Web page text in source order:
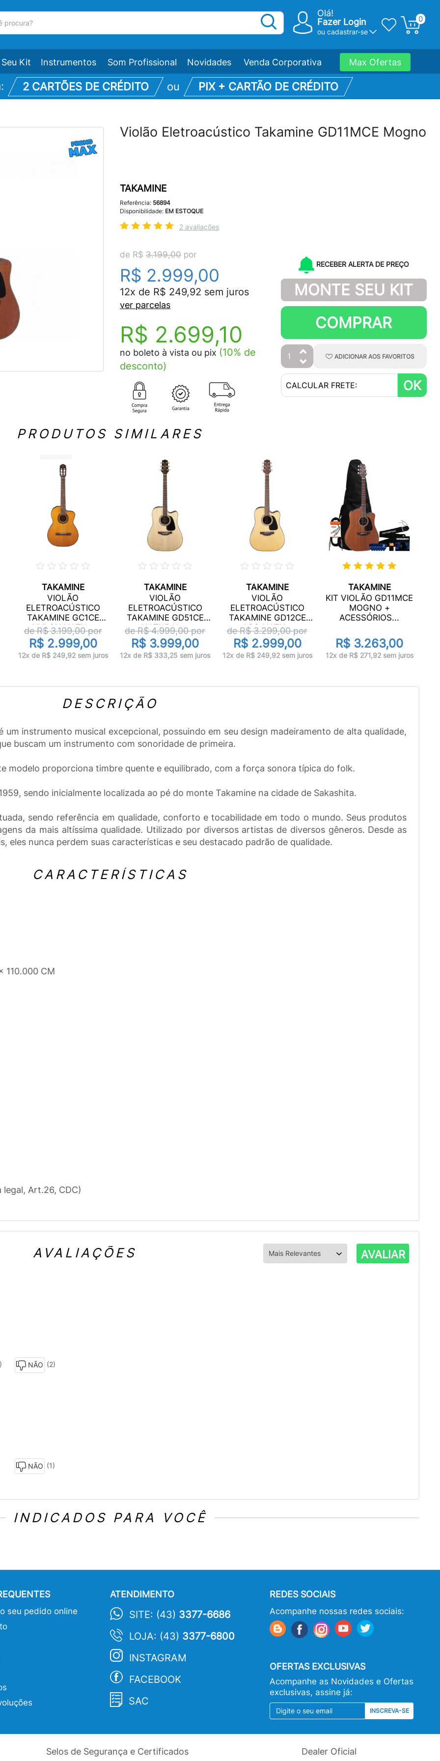
Olá!
Fazer Login
ou cadastrar-se
0
Kit Instrumentos Som Profissional Novidades Venda Corporativa Max Ofertas
2 CARTÕES DE CRÉDITO ou PIX + CARTÃO DE CRÉDITO
Violão Eletroacústico Takamine GD11MCE Mogno
TAKAMINE
Referência: 56894
Disponibilidade: EM ESTOQUE
2 avaliações
de R$ 3.199,00 por
R$ 2.999,00
12x de R$ 249,92 sem juros
ver parcelas
R$ 2.699,10
no boleto à vista ou pix (10% de
desconto)
RECEBER ALERTA DE PREÇO
MONTE SEU KIT
COMPRAR
ADICIONAR AOSFAVORITOS
OK
PRODUTOS SIMILARES
TAKAMINE
VIOLÃO
ELETROACÚSTICO
TAKAMINE GC1CE
NYLON NATU...
de R$3.199,00por
R$ 2.999,00
12x de R$ 249,92 sem juros
TAKAMINE
VIOLÃO
ELETROACÚSTICO
TAKAMINE GD51CE
NATURAL...
de R$4.999,00por
R$ 3.999,00
12x de R$ 333,25 sem juros
TAKAMINE
VIOLÃO
ELETROACÚSTICO
TAKAMINE GD12CE
AÇO NATU...
de R$3.299,00por
R$ 2.999,00
12x de R$ 249,92 sem juros
TAKAMINE
KIT VIOLÃO GD11MCE
MOGNO +
ACESSÓRIOS...
R$ 3.263,00
12x de R$ 271,92 sem juros
DESCRIÇÃO
um instrumento musical excepcional, possuindo em seu design madeiramento de alta qualidade,
buscam um instrumento com sonoridade de primeira.
modelo proporciona timbre quente e equilibrado, com a força sonora típica do folk.
sendo inicialmente localizada ao pé do monte Takamine na cidade de Sakashita.
sendo referência em qualidade, conforto e tocabilidade em todo o mundo. Seus produtos
da mais altíssima qualidade. Utilizado por diversos artistas de diversos gêneros. Desde as
eles nunca perdem suas características e seu destacado padrão de qualidade.
CARACTERÍSTICAS
110.000 CM
Art.26, CDC)
AVALIAÇÕES AVALIAR
NÃO (2)
NÃO (1)
INDICADOS PARA VOCÊ
seu pedido online
ATENDIMENTO
SITE: (43) 3377-6686
LOJA: (43) 3377-6800
INSTAGRAM
FACEBOOK
SAC
REDES SOCIAIS
Acompanhe nossas redes sociais:
OFERTAS EXCLUSIVAS
Acompanhe as Novidades e Ofertas
exclusivas, assine já:
INSCREVA-SE
Selos de Segurança e Certificados Dealer Oficial